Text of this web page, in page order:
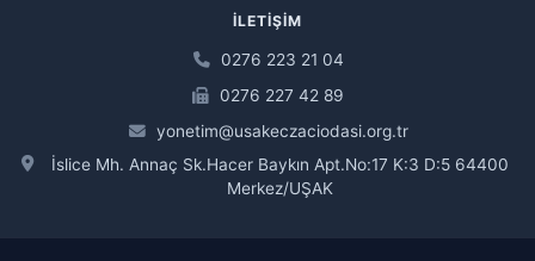
İLETIŞIM
0276 223 21 04
0276 227 42 89
yonetim@usakeczaciodasi.org.tr
İslice Mh. Annaç Sk.Hacer Baykın Apt.No:17 K:3 D:5 64400
Merkez/UŞAK